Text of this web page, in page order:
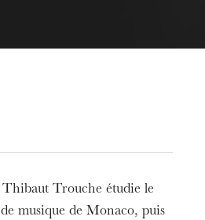
Trouche étudie le
musique de Monaco, puis